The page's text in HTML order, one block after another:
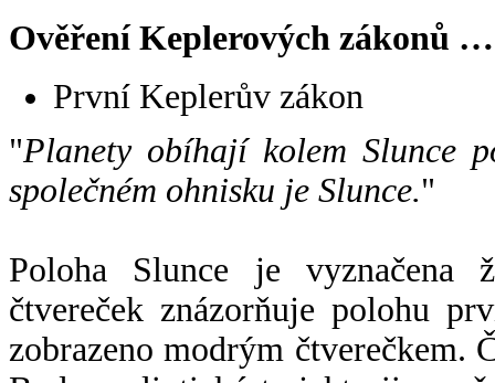
Ověření Keplerových zákonů …
První Keplerův zákon
"Planety obíhají kolem Slunce
společném ohnisku je Slunce."
Poloha Slunce je vyznačena
čtvereček znázorňuje polohu
zobrazeno modrým čtverečkem.